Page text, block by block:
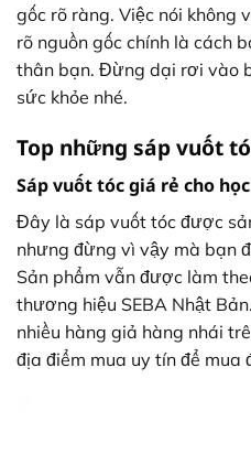
gốc rõ ràng. Việc nói không
rõ nguồn gốc chính là cách
thân bạn. Đừng dại rơi vào
sức khỏe nhé.
Top những sáp vuốt
Sáp vuốt tóc giá rẻ cho học
Đây là sáp vuốt tóc được
nhưng đừng vì vậy mà bạn
Sản phẩm vẫn được làm
thương hiệu SEBA Nhật
nhiều hàng giả hàng nhái
địa điểm mua uy tín để mua